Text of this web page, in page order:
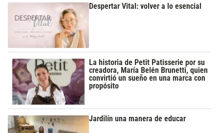
Despertar Vital: volver a lo esencial
La historia de Petit Patisserie por su
creadora, María Belén Brunetti, quien
convirtió un sueño en una marca con
propósito
Jardilín una manera de educar